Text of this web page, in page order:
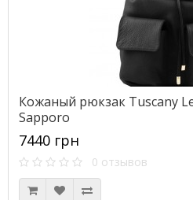
Кожаный рюкзак Tuscany
Sapporo
7440 грн
0 отзывов